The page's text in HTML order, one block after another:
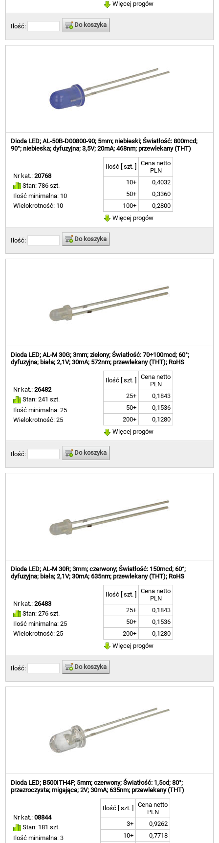
Więcej progów
Ilość: Do koszyka
Dioda LED; AL-50B-D00800-90; 5mm; niebieski; Światłość: 800mcd;
90°; niebieska; dyfuzyjna; 3,5V; 20mA; 468nm; przewlekany (THT)
Nr kat.:20768
Stan: 786 szt.
Ilość minimalna: 10
Wielokrotność: 10
Ilość [ szt. ]
Cena netto
PLN
10+
0,4032
50+
0,3360
100+
0,2800
Więcej progów
Ilość: Do koszyka
Dioda LED; AL-M 30G; 3mm; zielony; Światłość: 70÷100mcd; 60°;
dyfuzyjna; biała; 2,1V; 30mA; 572nm; przewlekany (THT); RoHS
Nr kat.:26482
Stan: 241 szt.
Ilość minimalna: 25
Wielokrotność: 25
Ilość [ szt. ]
Cena netto
PLN
25+
0,1843
50+
0,1536
200+
0,1280
Więcej progów
Ilość: Do koszyka
Dioda LED; AL-M 30R; 3mm; czerwony; Światłość: 150mcd; 60°;
dyfuzyjna; biała; 2,1V; 30mA; 635nm; przewlekany (THT); RoHS
Nr kat.:26483
Stan: 276 szt.
Ilość minimalna: 25
Wielokrotność: 25
Ilość [ szt. ]
Cena netto
PLN
25+
0,1843
50+
0,1536
200+
0,1280
Więcej progów
Ilość: Do koszyka
Dioda LED; B500ITH4F; 5mm; czerwony; Światłość: 1,5cd; 80°;
przezroczysta; migająca; 2V; 30mA; 635nm; przewlekany (THT)
Nr kat.:08844
Stan: 181 szt.
Ilość minimalna: 3
Ilość [ szt. ]
Cena netto
PLN
3+
0,9262
10+
0,7718